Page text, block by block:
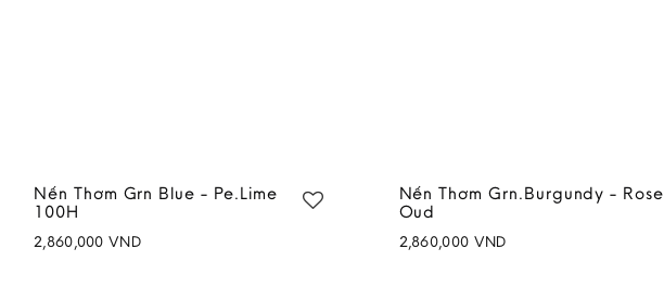
Nến Thơm Grn Blue - Pe.Lime
100H
2,860,000 VND
Nến Thơm Grn.Burgundy - Rose
Oud
2,860,000 VND